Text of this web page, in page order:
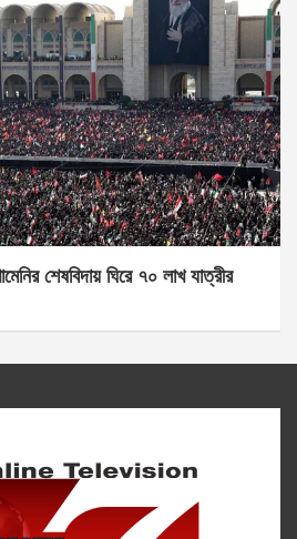
শেষবিদায় ঘিরে ৭০ লাখ যাত্রীর